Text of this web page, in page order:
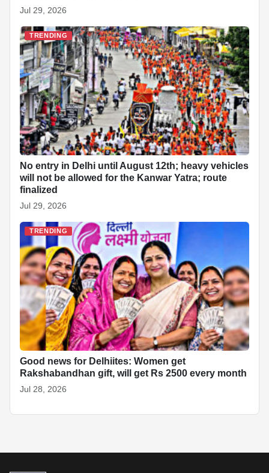
Jul 29, 2026
TRENDING
No entry in Delhi until August 12th; heavy vehicles
will not be allowed for the Kanwar Yatra; route
finalized
Jul 29, 2026
TRENDING
Good news for Delhiites: Women get
Rakshabandhan gift, will get Rs 2500 every month
Jul 28, 2026